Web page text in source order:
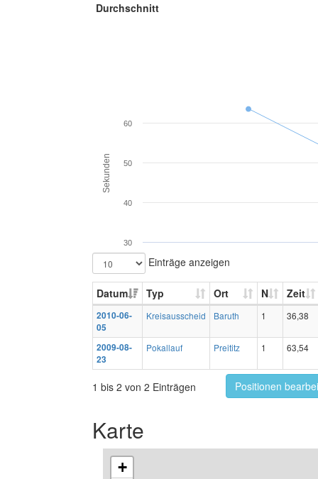
Durchschnitt
Sekunden
30
40
50
60
Einträge anzeigen
Datum Typ Ort N Zeit
2010-06-
05
Kreisausscheid Baruth 1 36,38
2009-08-
23
Pokallauf Preititz 1 63,54
1 bis 2 von 2 Einträgen Positionen
Karte
+